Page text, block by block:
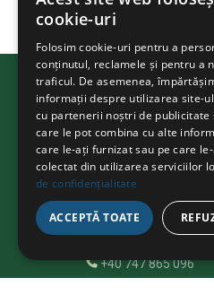
BIKEATHON
KAPCSOLAT
Str. Avram Iancu
+40 747 865 096
cookie-uri
Folosim cookie-uri pentru a
conținutul, reclamele și pentru a
traficul. De asemenea,
informații despre utilizarea site-
cu partenerii noștri de publicitate
care le pot combina cu alte
care le-ați furnizat sau pe care
colectat din utilizarea serviciilor
de confidențialitate
ACCEPTĂ TOATE